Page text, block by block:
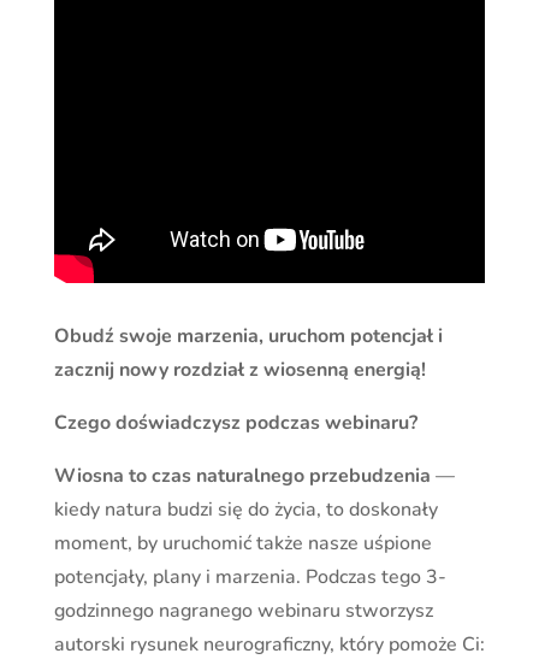
Obudź swoje marzenia, uruchom potencjał i
zacznij nowy rozdział z wiosenną energią!
Czego doświadczysz podczas webinaru?
Wiosna to czas naturalnego przebudzenia —
kiedy natura budzi się do życia, to doskonały
moment, by uruchomić także nasze uśpione
potencjały, plany i marzenia. Podczas tego 3-
godzinnego nagranego webinaru stworzysz
autorski rysunek neurograficzny, który pomoże Ci: